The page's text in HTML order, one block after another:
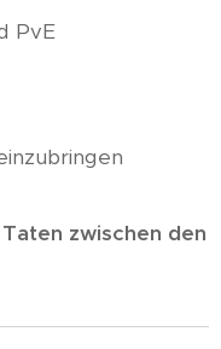
PvE
zwischen den